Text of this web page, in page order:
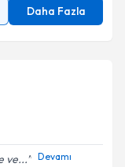
Daha Fazla
ve... Devamı